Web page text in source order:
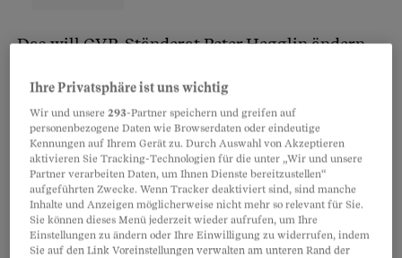
Das will CVP-Ständerat Peter Hegglin ändern.
Lebensmittelspenden an gemeinnützige
Organisationen von der Steuer absetzen kann.
«Heute ist Spenden wirtschaftlich und
administrativ weniger attraktiv als Wegwerfen.
Das ist doch absurd», sagt Hegglin. Mit
steuerlichen Anreizen will er dafür sorgen, dass
das Spenden von Lebensmitteln finanziell
Ihre Privatsphäre ist uns wichtig
Wir und unsere293-Partner speichern und greifen auf
personenbezogene Daten wie Browserdaten oder eindeutige
Kennungen auf Ihrem Gerät zu. Durch Auswahl von Akzeptieren
aktivieren Sie Tracking-Technologien für die unter „Wir und unsere
Partner verarbeiten Daten, um Ihnen Dienste bereitzustellen“
aufgeführten Zwecke. Wenn Tracker deaktiviert sind, sind manche
Inhalte und Anzeigen möglicherweise nicht mehr so relevant für Sie.
Sie können dieses Menü jederzeit wieder aufrufen, um Ihre
Einstellungen zu ändern oder Ihre Einwilligung zu widerrufen, indem
Sie auf den Link Voreinstellungen verwalten am unteren Rand der